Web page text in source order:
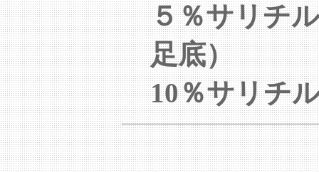
５％サリチ
足底）
10％サリチ